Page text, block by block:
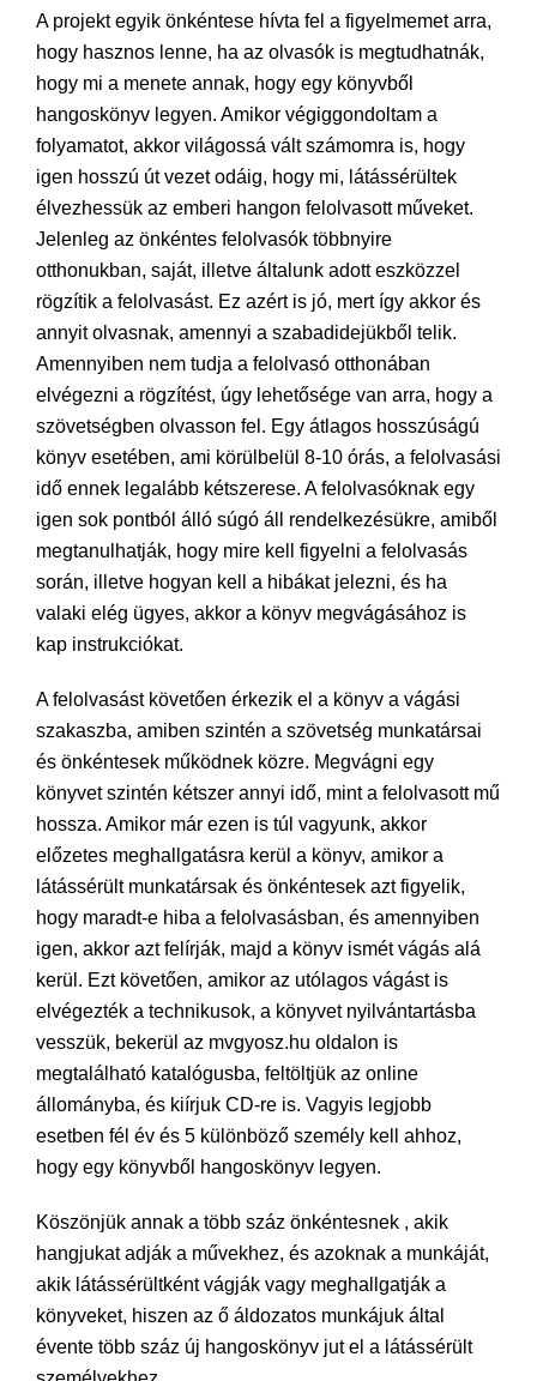
A projekt egyik önkéntese hívta fel a figyelmemet arra,
hogy hasznos lenne, ha az olvasók is megtudhatnák,
hogy mi a menete annak, hogy egy könyvből
hangoskönyv legyen. Amikor végiggondoltam a
folyamatot, akkor világossá vált számomra is, hogy
igen hosszú út vezet odáig, hogy mi, látássérültek
élvezhessük az emberi hangon felolvasott műveket.
Jelenleg az önkéntes felolvasók többnyire
otthonukban, saját, illetve általunk adott eszközzel
rögzítik a felolvasást. Ez azért is jó, mert így akkor és
annyit olvasnak, amennyi a szabadidejükből telik.
Amennyiben nem tudja a felolvasó otthonában
elvégezni a rögzítést, úgy lehetősége van arra, hogy a
szövetségben olvasson fel. Egy átlagos hosszúságú
könyv esetében, ami körülbelül 8-10 órás, a felolvasási
idő ennek legalább kétszerese. A felolvasóknak egy
igen sok pontból álló súgó áll rendelkezésükre, amiből
megtanulhatják, hogy mire kell figyelni a felolvasás
során, illetve hogyan kell a hibákat jelezni, és ha
valaki elég ügyes, akkor a könyv megvágásához is
kap instrukciókat.
A felolvasást követően érkezik el a könyv a vágási
szakaszba, amiben szintén a szövetség munkatársai
és önkéntesek működnek közre. Megvágni egy
könyvet szintén kétszer annyi idő, mint a felolvasott mű
hossza. Amikor már ezen is túl vagyunk, akkor
előzetes meghallgatásra kerül a könyv, amikor a
látássérült munkatársak és önkéntesek azt figyelik,
hogy maradt-e hiba a felolvasásban, és amennyiben
igen, akkor azt felírják, majd a könyv ismét vágás alá
kerül. Ezt követően, amikor az utólagos vágást is
elvégezték a technikusok, a könyvet nyilvántartásba
vesszük, bekerül az mvgyosz.hu oldalon is
megtalálható katalógusba, feltöltjük az online
állományba, és kiírjuk CD-re is. Vagyis legjobb
esetben fél év és 5 különböző személy kell ahhoz,
hogy egy könyvből hangoskönyv legyen.
Köszönjük annak a több száz önkéntesnek , akik
hangjukat adják a művekhez, és azoknak a munkáját,
akik látássérültként vágják vagy meghallgatják a
könyveket, hiszen az ő áldozatos munkájuk által
évente több száz új hangoskönyv jut el a látássérült